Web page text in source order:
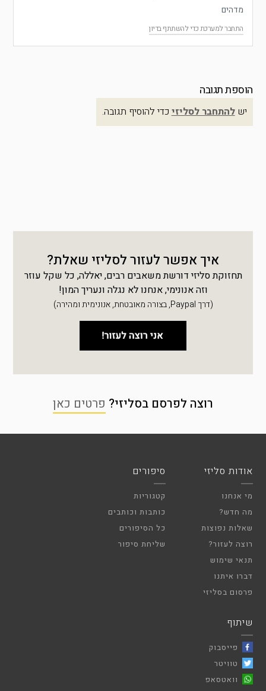
מדהים
התחבר למערכת כדי להשתתף בדיון
הוספת תגובה
ישלהתחבר לסליזיכדי להוסיף תגובה.
איך אפשר לעזור לסליזי שאלת?
תחזוקת סליזי דורשת משאבים רבים, יאללה, כל שקל עוזר
וזה אנונימי, אנחנו לא נגלה ונעריך המון!
(דרך Paypal, בצורה מאובטחת, אנונימית ומהירה)
רוצה לפרסם בסליזי? פרטים כאן
אודות סליזי
מי אנחנו
מה חדש?
שאלות נפוצות
רוצה לעזור?
תנאי שימוש
דברו איתנו
פרסום בסליזי
סיפורים
קטגוריות
כותבות וכותבים
כל הסיפורים
שליחת סיפור
שיתוף
פייסבוק
טוויטר
וואטסאפ